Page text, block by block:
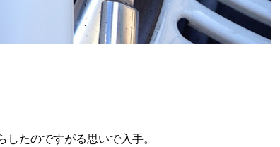
たのですがる思いで入手。